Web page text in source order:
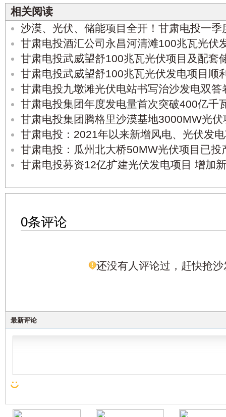
相关阅读
沙漠、光伏、储能项目全开！甘肃电投一季
甘肃电投酒汇公司永昌河清滩100兆瓦光伏
甘肃电投武威望舒100兆瓦光伏项目及配套
甘肃电投武威望舒100兆瓦光伏发电项目顺
甘肃电投九墩滩光伏电站书写治沙发电双答
甘肃电投集团年度发电量首次突破400亿千
甘肃电投集团腾格里沙漠基地3000MW光
甘肃电投：2021年以来新增风电、光伏发
甘肃电投：瓜州北大桥50MW光伏项目已投
甘肃电投募资12亿扩建光伏发电项目 增加
0条评论
还没有人评论过，赶快抢沙
最新评论